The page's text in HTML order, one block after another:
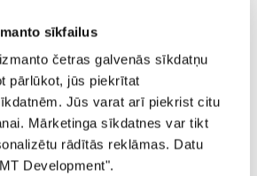
sīkfailus
četras galvenās sīkdatņu
pārlūkot, jūs piekrītat
Jūs varat arī piekrist citu
Mārketinga sīkdatnes var tikt
rādītās reklāmas. Datu
Development".